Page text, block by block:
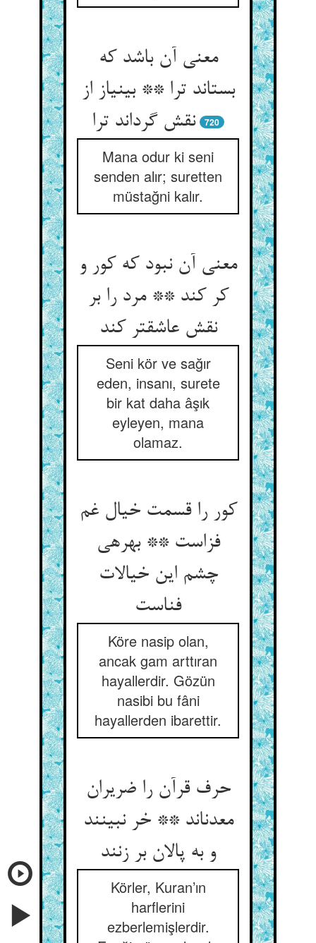
معنی آن باشد که
بستاند ترا ** بی‏نیاز از
نقش گرداند ترا
720
Mana odur ki seni
senden alır; suretten
müstağni kalır.
معنی آن نبود که کور و
کر کند ** مرد را بر
نقش عاشق‏تر کند
Seni kör ve sağır
eden, insanı, surete
bir kat daha âşık
eyleyen, mana
olamaz.
کور را قسمت خیال غم
فزاست ** بهره‏ی
چشم این خیالات
فناست‏
Köre nasip olan,
ancak gam arttıran
hayallerdir. Gözün
nasibi bu fâni
hayallerden ibarettir.
حرف قرآن را ضریران
معدن‏اند ** خر نبینند
و به پالان بر زنند
Körler, Kuran’ın
harflerini
ezberlemişlerdir.